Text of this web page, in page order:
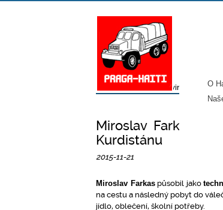
O
Novinky
Miroslav Farkas,
Kurdistánu
2015-11-21
Miroslav Farkaspůsobil jako
na cestu a následný pobyt do
jídlo, oblečení, školní potřeby.